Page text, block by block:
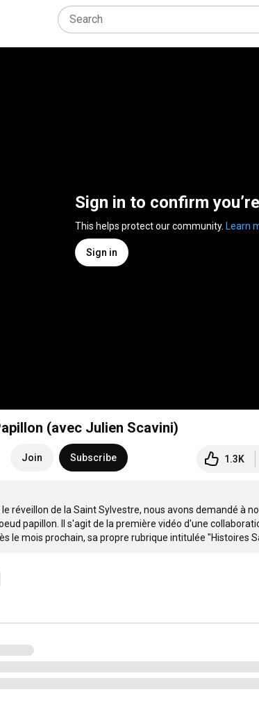
Sign in to confirm
This helps protect our community. Learn
Sign in
(avec Julien Scavini)
Join Subscribe 1.3K
réveillon de la Saint Sylvestre, nous avons demandé à
papillon. Il s'agit de la première vidéo d'une
le mois prochain, sa propre rubrique intitulée "Histoires